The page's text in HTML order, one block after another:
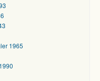
1965